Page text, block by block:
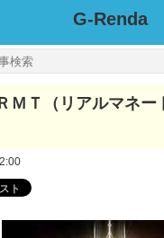
G-Renda
ＭＴ（リアルマネ